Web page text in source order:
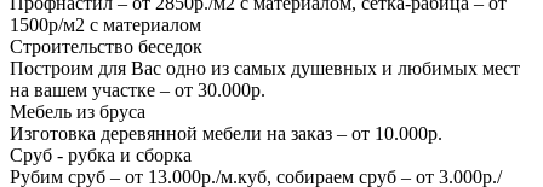
1500р/м2 с материалом
Строительство беседок
Построим для Вас одно из самых душевных и любимых мест
на вашем участке – от 30.000р.
Мебель из бруса
Изготовка деревянной мебели на заказ – от 10.000р.
Сруб - рубка и сборка
Рубим сруб – от 13.000р./м.куб, собираем сруб – от 3.000р./